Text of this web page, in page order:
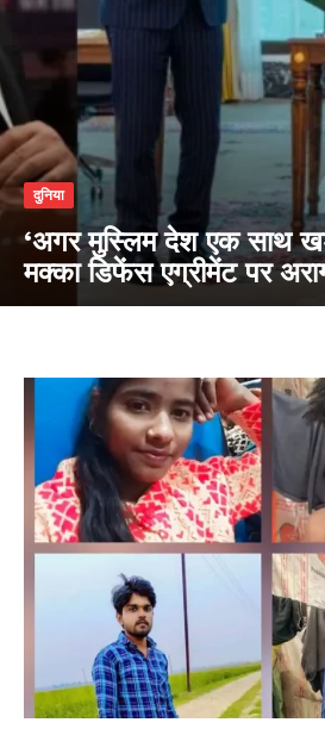
दुनिया
‘अगर मुस्लिम देश एक साथ
मक्का डिफेंस एग्रीमेंट पर